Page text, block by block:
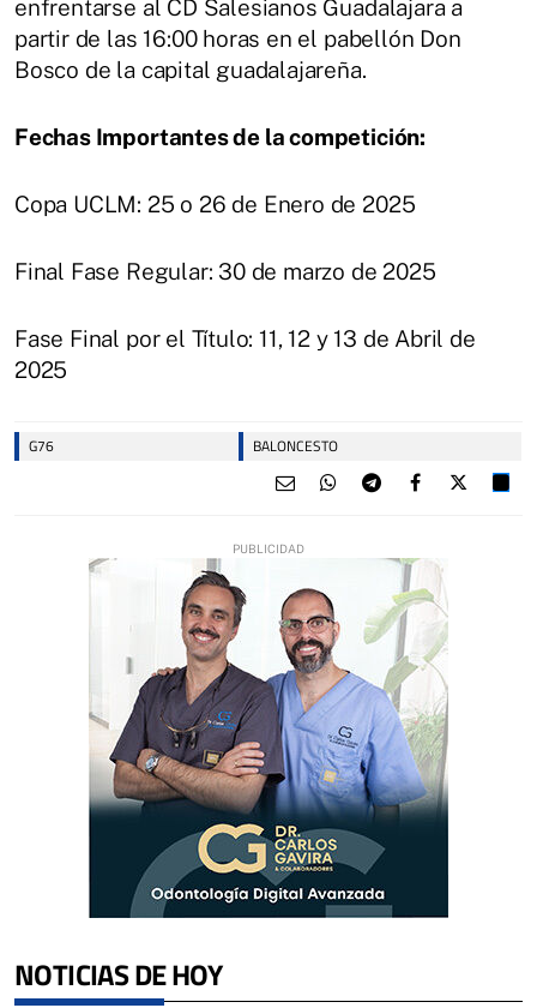
enfrentarse al CD Salesianos Guadalajara a
partir de las 16:00 horas en el pabellón Don
Bosco de la capital guadalajareña.
Fechas Importantes de la competición:
Copa UCLM: 25 o 26 de Enero de 2025
Final Fase Regular: 30 de marzo de 2025
Fase Final por el Título: 11, 12 y 13 de Abril de
2025
G76 BALONCESTO
NOTICIAS DE HOY